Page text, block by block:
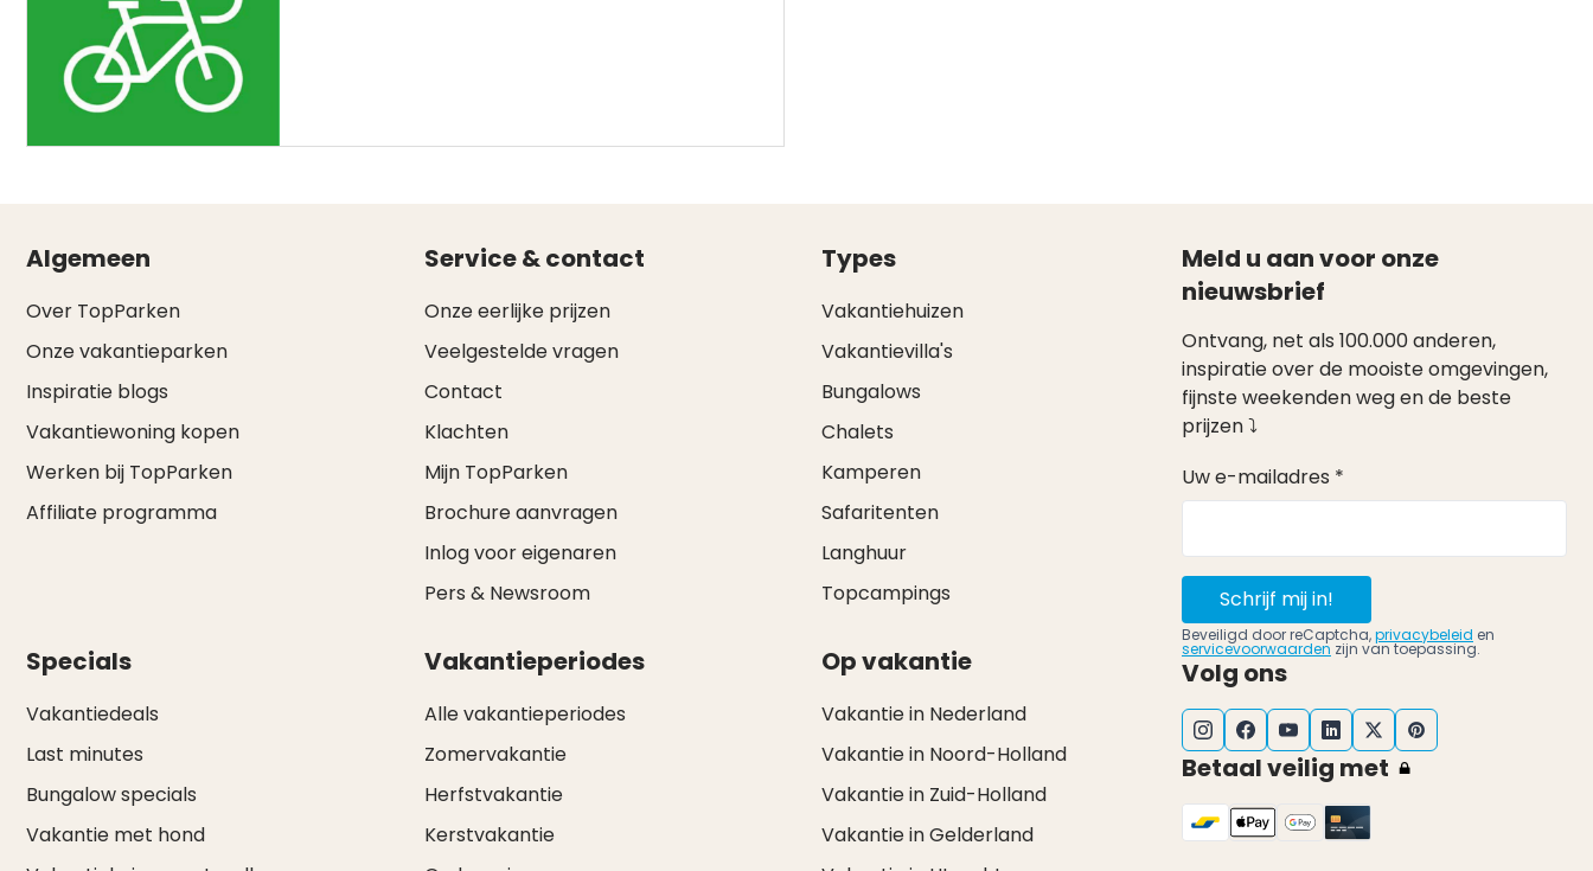
Algemeen
Over TopParken
Onze vakantieparken
Inspiratie blogs
Vakantiewoning kopen
Werken bij TopParken
Affiliate programma
Service & contact
Onze eerlijke prijzen
Veelgestelde vragen
Contact
Klachten
Mijn TopParken
Brochure aanvragen
Inlog voor eigenaren
Pers & Newsroom
Types
Vakantiehuizen
Vakantievilla's
Bungalows
Chalets
Kamperen
Safaritenten
Langhuur
Topcampings
Specials
Vakantiedeals
Last minutes
Bungalow specials
Vakantie met hond
Vakantieperiodes
Alle vakantieperiodes
Zomervakantie
Herfstvakantie
Kerstvakantie
Op vakantie
Vakantie in Nederland
Vakantie in Noord-Holland
Vakantie in Zuid-Holland
Vakantie in Gelderland
Meld u aan voor onze
nieuwsbrief
Ontvang, net als 100.000 anderen,
inspiratie over de mooiste omgevingen,
fijnste weekenden weg en de beste
prijzen ⤵
Uw e-mailadres *
Schrijf mij in!
Beveiligd door reCaptcha,privacybeleid en
servicevoorwaarden zijn van toepassing.
Volg ons
Betaal veilig met